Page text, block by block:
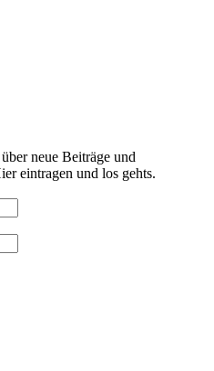
neue Beiträge und
eintragen und los gehts.